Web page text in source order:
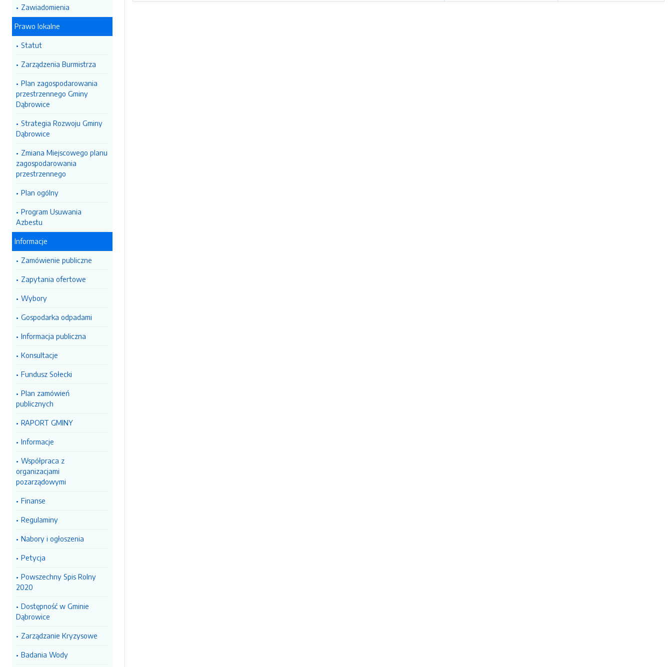
Zawiadomienia
Prawo lokalne
Statut
Zarządzenia Burmistrza
Plan zagospodarowania
przestrzennego Gminy
Dąbrowice
Strategia Rozwoju Gminy
Dąbrowice
Zmiana Miejscowego planu
zagospodarowania
przestrzennego
Plan ogólny
Program Usuwania
Azbestu
Informacje
Zamówienie publiczne
Zapytania ofertowe
Wybory
Gospodarka odpadami
Informacja publiczna
Konsultacje
Fundusz Sołecki
Plan zamówień
publicznych
RAPORT GMINY
Informacje
Współpraca z
organizacjami
pozarządowymi
Finanse
Regulaminy
Nabory i ogłoszenia
Petycja
Powszechny Spis Rolny
2020
Dostępność w Gminie
Dąbrowice
Zarządzanie Kryzysowe
Badania Wody